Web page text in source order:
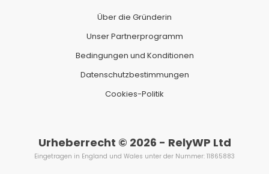
Über die Gründerin
Unser Partnerprogramm
Bedingungen und Konditionen
Datenschutzbestimmungen
Cookies-Politik
Urheberrecht © 2026 - RelyWP Ltd
Eingetragen in England und Wales unter der Nummer: 11865883